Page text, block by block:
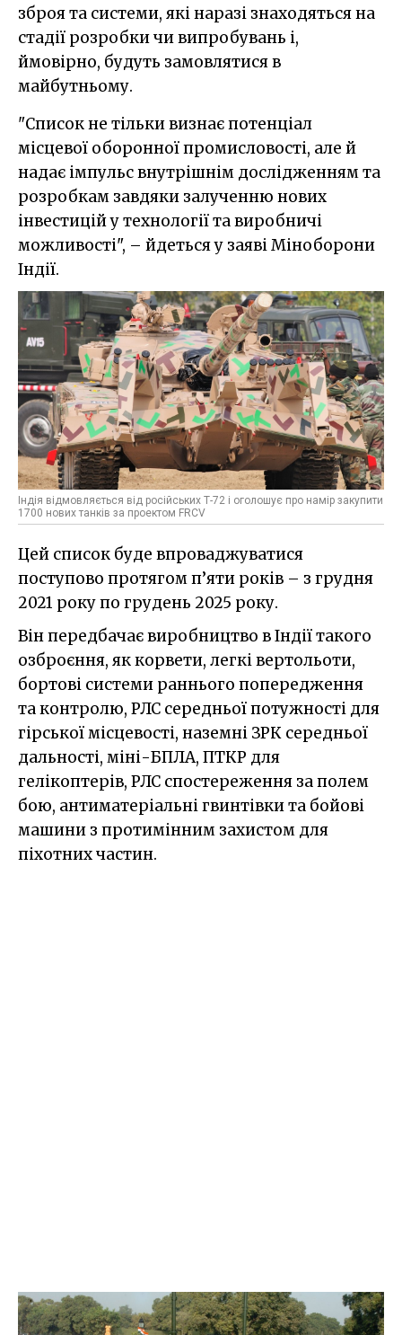
зброя та системи, які наразі знаходяться на
стадії розробки чи випробувань і,
ймовірно, будуть замовлятися в
майбутньому.
"Список не тільки визнає потенціал
місцевої оборонної промисловості, але й
надає імпульс внутрішнім дослідженням та
розробкам завдяки залученню нових
інвестицій у технології та виробничі
можливості", – йдеться у заяві Міноборони
Індії.
Індія відмовляється від російських Т-72 і оголошує про намір закупити
1700 нових танків за проектом FRCV
Цей список буде впроваджуватися
поступово протягом п’яти років – з грудня
2021 року по грудень 2025 року.
Він передбачає виробництво в Індії такого
озброєння, як корвети, легкі вертольоти,
бортові системи раннього попередження
та контролю, РЛС середньої потужності для
гірської місцевості, наземні ЗРК середньої
дальності, міні-БПЛА, ПТКР для
гелікоптерів, РЛС спостереження за полем
бою, антиматеріальні гвинтівки та бойові
машини з протимінним захистом для
піхотних частин.